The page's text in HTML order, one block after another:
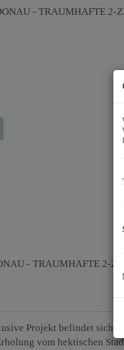
Projekt befindet sich
vom hektischen